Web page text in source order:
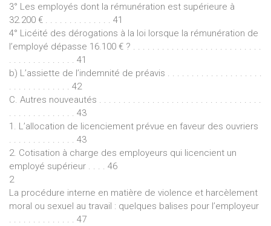
3° Les employés dont la rémunération est supérieure à
32.200 € . . . . . . . . . . . . . . 41
4° Licéité des dérogations à la loi lorsque la rémunération de
l’employé dépasse 16.100 € ? . . . . . . . . . . . . . . . . . . . . . . . . . . .
. . . . . . . . . . . . . . 41
b) L’assiette de l’indemnité de préavis . . . . . . . . . . . . . . . . . . . .
. . . . . . . . . . . . . 42
C. Autres nouveautés . . . . . . . . . . . . . . . . . . . . . . . . . . . . . . . . . .
. . . . . . . . . . . . . . 43
1. L’allocation de licenciement prévue en faveur des ouvriers
. . . . . . . . . . . . . . 43
2. Cotisation à charge des employeurs qui licencient un
employé supérieur . . . . 46
2
La procédure interne en matière de violence et harcèlement
moral ou sexuel au travail : quelques balises pour l’employeur
. . . . . . . . . . . . . . 47